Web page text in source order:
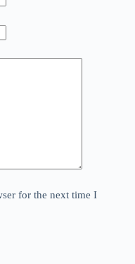
for the next time I